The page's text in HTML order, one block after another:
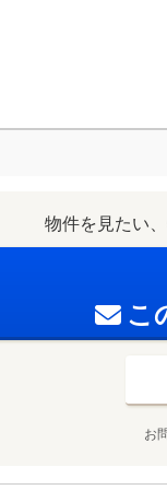
物件を見たい
こ
お